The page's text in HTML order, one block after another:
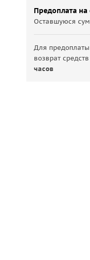
Предоплата на
Оставшуюся
Для
возврат
часов